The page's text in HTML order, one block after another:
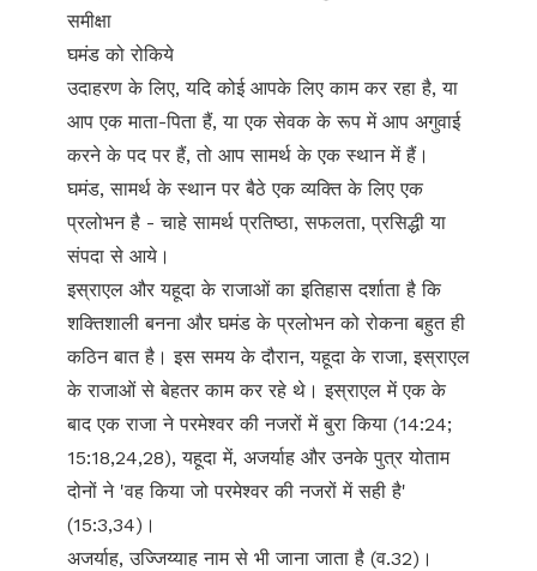
समीक्षा
घमंड को रोकिये
उदाहरण के लिए, यदि कोई आपके लिए काम कर रहा है, या
आप एक माता-पिता हैं, या एक सेवक के रूप में आप अगुवाई
करने के पद पर हैं, तो आप सामर्थ के एक स्थान में हैं।
घमंड, सामर्थ के स्थान पर बैठे एक व्यक्ति के लिए एक
प्रलोभन है - चाहे सामर्थ प्रतिष्ठा, सफलता, प्रसिद्धी या
संपदा से आये।
इस्राएल और यहूदा के राजाओं का इतिहास दर्शाता है कि
शक्तिशाली बनना और घमंड के प्रलोभन को रोकना बहुत ही
कठिन बात है। इस समय के दौरान, यहूदा के राजा, इस्राएल
के राजाओं से बेहतर काम कर रहे थे। इस्राएल में एक के
बाद एक राजा ने परमेश्वर की नजरों में बुरा किया (14:24;
15:18,24,28), यहूदा में, अजर्याह और उनके पुत्र योताम
दोनों ने 'वह किया जो परमेश्वर की नजरों में सही है'
(15:3,34)।
अजर्याह, उज्जिय्याह नाम से भी जाना जाता है (व.32)।